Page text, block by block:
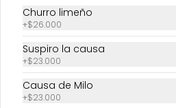
Pulpo a la parrilla
$135.500
Churro limeño
+$26.000
Suspiro la causa
+$23.000
Causa de Milo
+$23.000